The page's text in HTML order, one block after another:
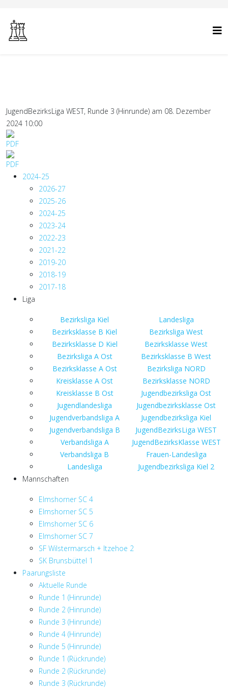
JugendBezirksLiga WEST, Runde 3 (Hinrunde) am 08. Dezember
2024 10:00
2024-25
2026-27
2025-26
2024-25
2023-24
2022-23
2021-22
2019-20
2018-19
2017-18
Liga
Bezirksliga Kiel
Landesliga
Bezirksklasse B Kiel
Bezirksliga West
Bezirksklasse D Kiel
Bezirksklasse West
Bezirksliga A Ost
Bezirksklasse B West
Bezirksklasse A Ost
Bezirksliga NORD
Kreisklasse A Ost
Bezirksklasse NORD
Kreisklasse B Ost
Jugendbezirksliga Ost
Jugendlandesliga
Jugendbezirksklasse Ost
Jugendverbandsliga A
Jugendbezirksliga Kiel
Jugendverbandsliga B
JugendBezirksLiga WEST
Verbandsliga A
JugendBezirksKlasse WEST
Verbandsliga B
Frauen-Landesliga
Landesliga
Jugendbezirksliga Kiel 2
Mannschaften
Elmshorner SC 4
Elmshorner SC 5
Elmshorner SC 6
Elmshorner SC 7
SF Wilstermarsch + Itzehoe 2
SK Brunsbüttel 1
Paarungsliste
Aktuelle Runde
Runde 1 (Hinrunde)
Runde 2 (Hinrunde)
Runde 3 (Hinrunde)
Runde 4 (Hinrunde)
Runde 5 (Hinrunde)
Runde 1 (Rückrunde)
Runde 2 (Rückrunde)
Runde 3 (Rückrunde)